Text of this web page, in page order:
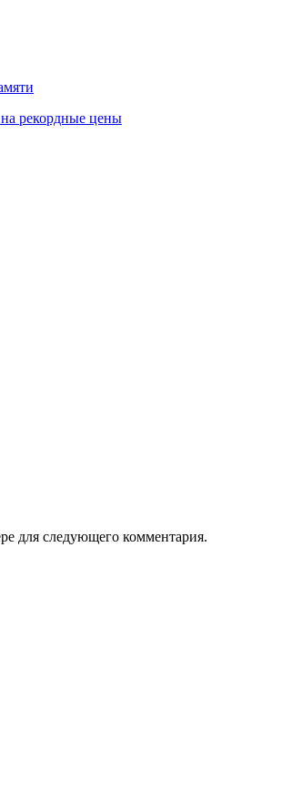
рекордные цены
для следующего комментария.